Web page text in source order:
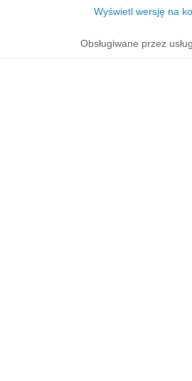
Wyświetl wersję na
Obsługiwane przez